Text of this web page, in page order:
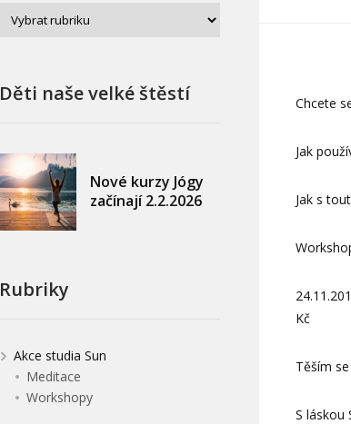
Chcete
Jak
Jak s
Kč
Těším
S láskou
Děti naše velké štěstí
Nové kurzy Jógy
začínají 2.2.2026
Rubriky
Akce studia Sun
Meditace
Workshopy